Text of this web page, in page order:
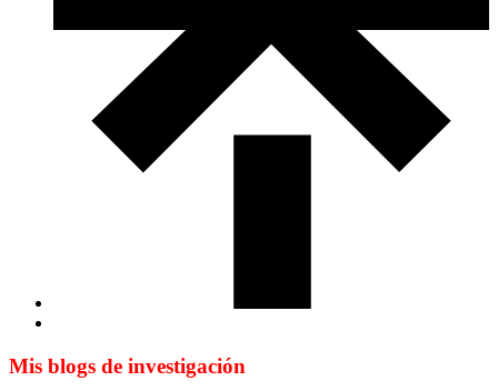
Mis blogs de investigación